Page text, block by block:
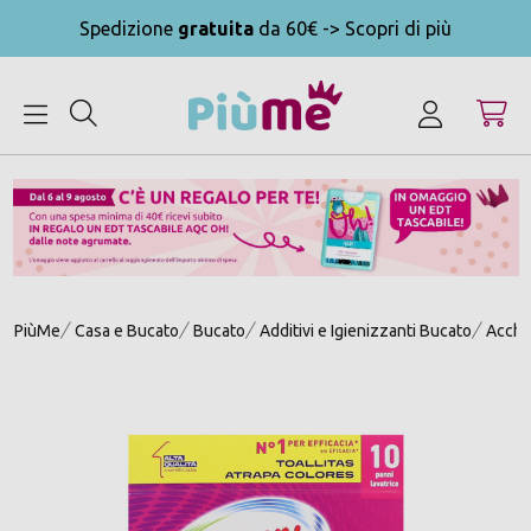
Spedizione gratuita da 60€ -> Scopri di più
PiùMe Casa e Bucato Bucato Additivi e Igienizzanti Bucato